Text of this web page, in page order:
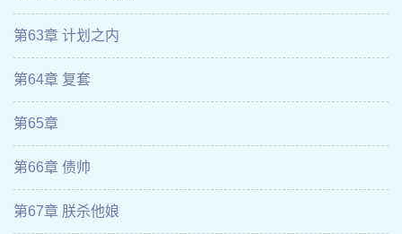
第63章 计划之内
第64章 复套
第65章
第66章 债帅
第67章 朕杀他娘